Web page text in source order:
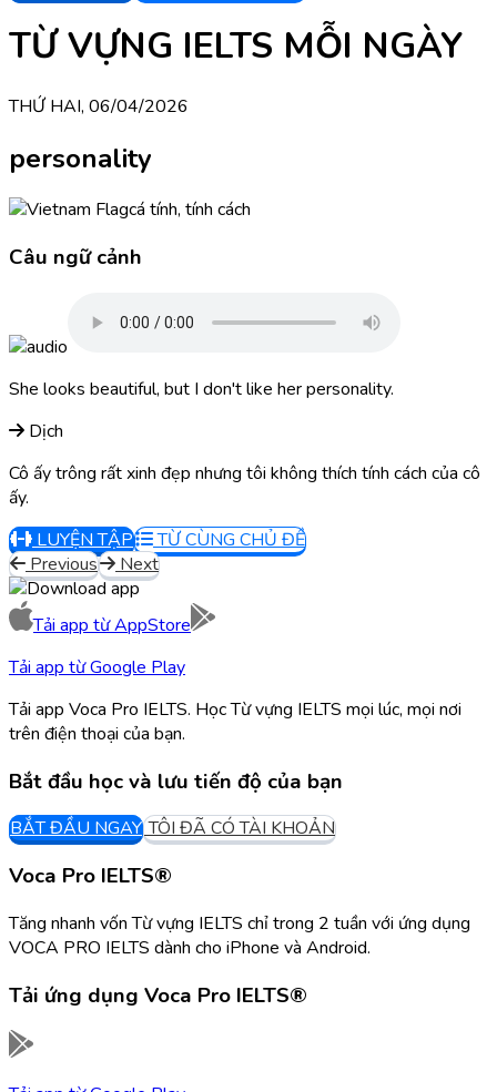
TỪ VỰNG IELTS MỖI NGÀY
THỨ HAI, 06/04/2026
personality
cá tính, tính cách
Câu ngữ cảnh
She looks beautiful, but I don't like her personality.
Dịch
Cô ấy trông rất xinh đẹp nhưng tôi không thích tính cách của cô
ấy.
LUYỆN TẬP
TỪ CÙNG CHỦ ĐỀ
Previous
Next
Tải app từAppStore
Tải app từGoogle Play
Tải app Voca Pro IELTS. Học Từ vựng IELTS mọi lúc, mọi nơi
trên điện thoại của bạn.
Bắt đầu học và lưu tiến độ của bạn
BẮT ĐẦU NGAY TÔI ĐÃ CÓ TÀI KHOẢN
Voca Pro IELTS®
Tăng nhanh vốn Từ vựng IELTS chỉ trong 2 tuần với ứng dụng
VOCA PRO IELTS dành cho iPhone và Android.
Tải ứng dụng Voca Pro IELTS®